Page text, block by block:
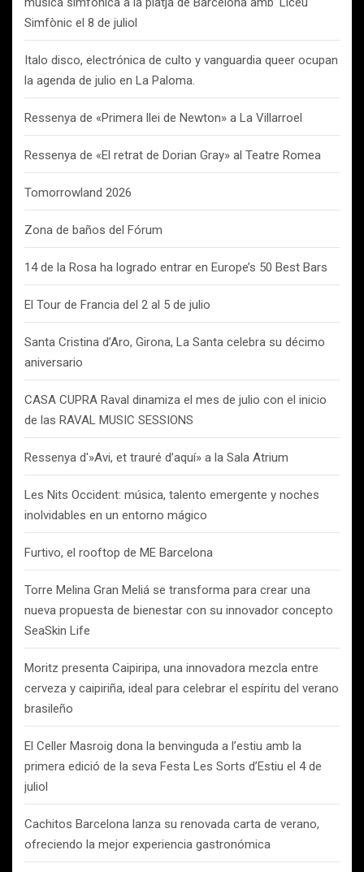
Simfònic el 8 de juliol
Italo disco, electrónica de culto y vanguardia queer ocupan
la agenda de julio en La Paloma.
Ressenya de «Primera llei de Newton» a La Villarroel
Ressenya de «El retrat de Dorian Gray» al Teatre Romea
Tomorrowland 2026
Zona de baños del Fórum
14 de la Rosa ha logrado entrar en Europe’s 50 Best Bars
El Tour de Francia del 2 al 5 de julio
Santa Cristina d’Aro, Girona, La Santa celebra su décimo
aniversario
CASA CUPRA Raval dinamiza el mes de julio con el inicio
de las RAVAL MUSIC SESSIONS
Ressenya d'»Avi, et trauré d’aquí» a la Sala Atrium
Les Nits Occident: música, talento emergente y noches
inolvidables en un entorno mágico
Furtivo, el rooftop de ME Barcelona
Torre Melina Gran Meliá se transforma para crear una
nueva propuesta de bienestar con su innovador concepto
SeaSkin Life
Moritz presenta Caipiripa, una innovadora mezcla entre
cerveza y caipiriña, ideal para celebrar el espíritu del verano
brasileño
El Celler Masroig dona la benvinguda a l’estiu amb la
primera edició de la seva Festa Les Sorts d’Estiu el 4 de
juliol
Cachitos Barcelona lanza su renovada carta de verano,
ofreciendo la mejor experiencia gastronómica